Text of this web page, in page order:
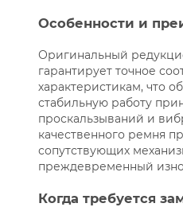
Особенности и
Оригинальный
гарантирует точное
характеристикам, что
стабильную работу
проскальзываний и
качественного ремня
сопутствующих
преждевременный
Когда требуется